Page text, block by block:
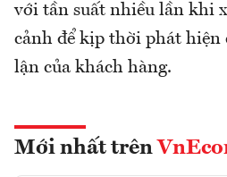
với tần suất nhiều lần khi
cảnh để kịp thời phát hiện
lận của khách hàng.
Mới nhất trên